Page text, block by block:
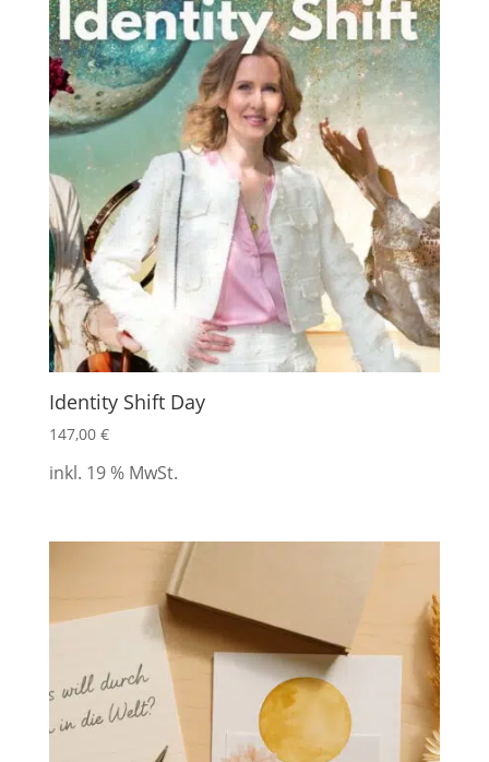
Identity Shift Day
147,00 €
inkl. 19 % MwSt.